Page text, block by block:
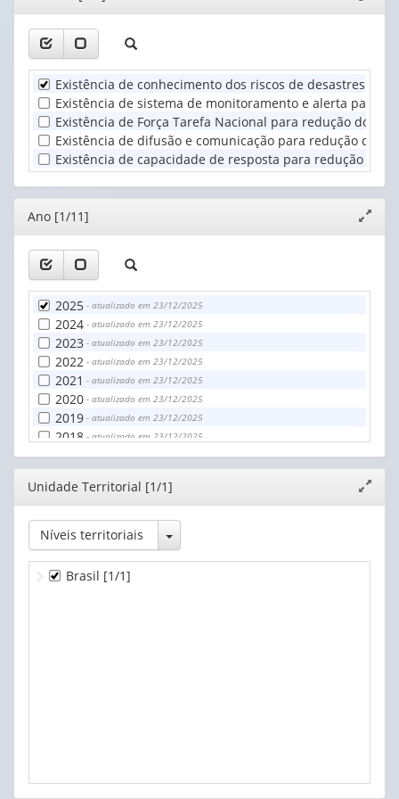
valor):
(1)
apenas
1
valor):
Unidade
Territorial
(1)
janela
Existência de conhecimento dos riscos de desastres no
Existência de sistema de monitoramento e alerta para
Existência de Força Tarefa Nacional para redução do
Existência de difusão e comunicação para redução do
Existência de capacidade de resposta para redução do
Editor
janela
Ano [1/11]
2025 - atualizado em 23/12/2025
2024 - atualizado em 23/12/2025
2023 - atualizado em 23/12/2025
2022 - atualizado em 23/12/2025
2021 - atualizado em 23/12/2025
2020 - atualizado em 23/12/2025
2019 - atualizado em 23/12/2025
2018 - atualizado em 23/12/2025
2017- atualizado em 23/12/2025
2016
2015 - atualizado em 23/12/2025
Editor
janela
Unidade Territorial [1/1]
Níveis territoriais Toggle Dropdown
Brasil [1/1]